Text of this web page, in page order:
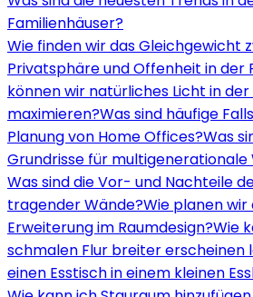
Familienhäuser?
Wie finden wir das Gleichgewicht
Privatsphäre und Offenheit in der
können wir natürliches Licht in
maximieren?Was sind häufige
Planung von Home Offices?Was
Grundrisse für
Was sind die Vor- und Nachteile
tragender Wände?Wie planen wir
Erweiterung im Raumdesign?Wie
schmalen Flur breiter erscheinen
einen Esstisch in einem kleinen